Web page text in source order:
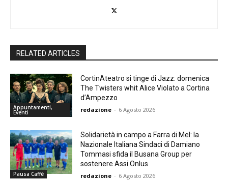
RELATED ARTICLES
Appuntamenti,
Eventi
CortinAteatro si tinge di Jazz: domenica
The Twisters whit Alice Violato a Cortina
d’Ampezzo
redazione - 6 Agosto 2026
Pausa Caffè
Solidarietà in campo a Farra di Mel: la
Nazionale Italiana Sindaci di Damiano
Tommasi sfida il Busana Group per
sostenere Assi Onlus
redazione - 6 Agosto 2026